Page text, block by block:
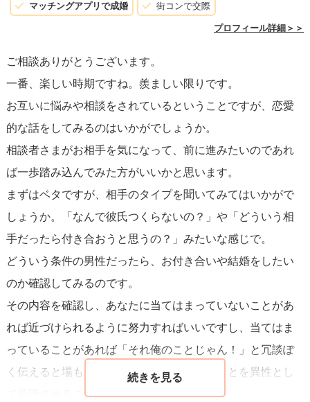
そして、もう一歩踏み込んで、二人だけの特別な時間を作
認識できるような企画を提案してみてください。たとえ
ば、「こんど、二人で特別なレストランに行ってみな
い？」といった形で、恋愛と見間違えられないような誘い
方が良いでしょう。この段階で相手が承諾すれば、お互い
に何らかの意識があると見て良いでしょう。
しかし、最も重要なのは、相手の気持ちを尊重することで
す。相手からの反応が思ったようでなかったとしても、そ
れを無理に変えようとしないでください。あなたの提案に
対し、相手がまだ時間が欲しいのであれば、その気持ちを
尊重して、今まで通りの良好な関係を保つことを優先しま
しょう。
心から願う関係になれるように、自分から積極的に動きつ
つ、相手の気持ちを大切にするバランスを見つけてくださ
マッチングアプリで成婚 街コンで交際
プロフィール詳細＞＞
ご相談ありがとうございます。
一番、楽しい時期ですね。羨ましい限りです。
お互いに悩みや相談をされているということですが、恋愛
的な話をしてみるのはいかがでしょうか。
相談者さまがお相手を気になって、前に進みたいのであれ
ば一歩踏み込んでみた方がいいかと思います。
まずはベタですが、相手のタイプを聞いてみてはいかがで
しょうか。「なんで彼氏つくらないの？」や「どういう相
手だったら付き合おうと思うの？」みたいな感じで。
どういう条件の男性だったら、お付き合いや結婚をしたい
のか確認してみるのです。
その内容を確認し、あなたに当てはまっていないことがあ
れば近づけられるように努力すればいいですし、当てはま
っていることがあれば「それ俺のことじゃん！」と冗談ぽ
く伝えると場も和みます。相手にあなたのことを異性とし
て意識させることもできるかもしれません。